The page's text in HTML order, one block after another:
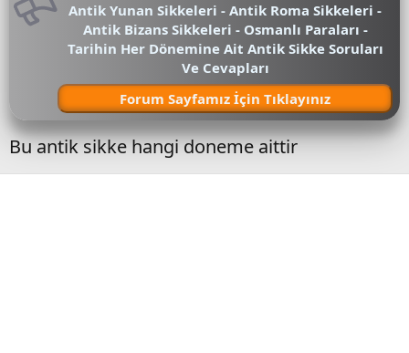
Antik Yunan Sikkeleri - Antik Roma Sikkeleri -
Antik Bizans Sikkeleri - Osmanlı Paraları -
Tarihin Her Dönemine Ait Antik Sikke Soruları
Ve Cevapları
Forum Sayfamız İçin Tıklayınız
Bu antik sikke hangi doneme aittir